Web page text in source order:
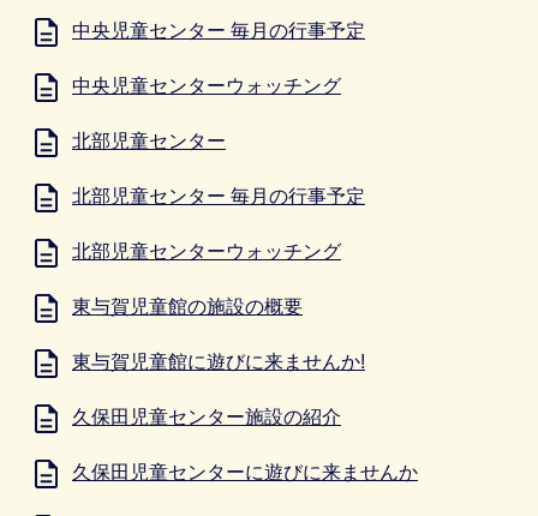
中央児童センター 毎月の行事予定
中央児童センターウォッチング
北部児童センター
北部児童センター 毎月の行事予定
北部児童センターウォッチング
東与賀児童館の施設の概要
東与賀児童館に遊びに来ませんか!
久保田児童センター施設の紹介
久保田児童センターに遊びに来ませんか